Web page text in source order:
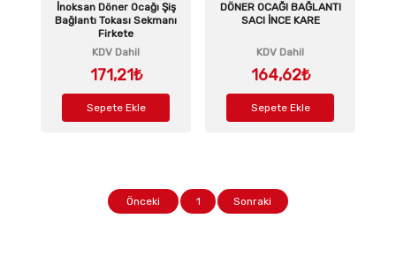
İnoksan Döner Ocağı Şiş
Bağlantı Tokası Sekmanı
Firkete
KDV Dahil
171,21₺
Sepete Ekle
DÖNER OCAĞI BAĞLANTI
SACI İNCE KARE
KDV Dahil
164,62₺
Sepete Ekle
Önceki 1 Sonraki